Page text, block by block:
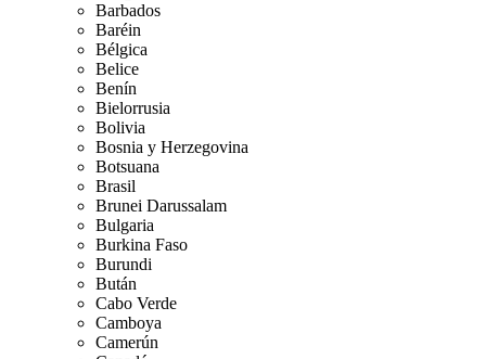
Barbados
Baréin
Bélgica
Belice
Benín
Bielorrusia
Bolivia
Bosnia y Herzegovina
Botsuana
Brasil
Brunei Darussalam
Bulgaria
Burkina Faso
Burundi
Bután
Cabo Verde
Camboya
Camerún